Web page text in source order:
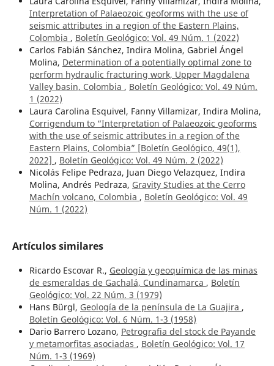
Interpretation of Palaeozoic geoforms with the use of
seismic attributes in a region of the Eastern Plains,
Colombia , Boletín Geológico: Vol. 49 Núm. 1 (2022)
Carlos Fabián Sánchez, Indira Molina, Gabriel Ángel
Molina, Determination of a potentially optimal zone to
perform hydraulic fracturing work, Upper Magdalena
Valley basin, Colombia , Boletín Geológico: Vol. 49 Núm.
1 (2022)
Laura Carolina Esquivel, Fanny Villamizar, Indira Molina,
Corrigendum to “Interpretation of Palaeozoic geoforms
with the use of seismic attributes in a region of the
Eastern Plains, Colombia” [Boletín Geológico, 49(1),
2022] , Boletín Geológico: Vol. 49 Núm. 2 (2022)
Nicolás Felipe Pedraza, Juan Diego Velazquez, Indira
Molina, Andrés Pedraza, Gravity Studies at the Cerro
Machín volcano, Colombia , Boletín Geológico: Vol. 49
Núm. 1 (2022)
Artículos similares
Ricardo Escovar R., Geología y geoquímica de las minas
de esmeraldas de Gachalá, Cundinamarca , Boletín
Geológico: Vol. 22 Núm. 3 (1979)
Hans Bürgl, Geología de la península de La Guajira ,
Boletín Geológico: Vol. 6 Núm. 1-3 (1958)
Dario Barrero Lozano, Petrografia del stock de Payande
y metamorfitas asociadas , Boletín Geológico: Vol. 17
Núm. 1-3 (1969)